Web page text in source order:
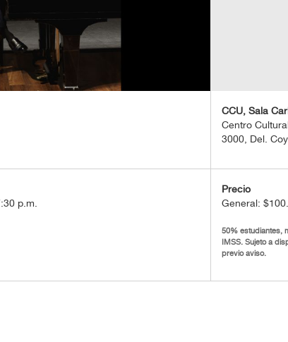
CCU, Sala
Centro
3000, Del.
p.m.
Precio
General:
50% estudiantes,
IMSS. Sujeto a
previo aviso.